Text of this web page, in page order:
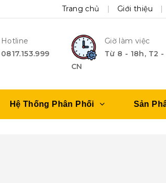
Trang chủ Giới thiệu
Hotline
0817.153.999
Giờ làm việc
Từ 8 - 18h, T2 -
CN
Hệ Thống Phân Phối Sản